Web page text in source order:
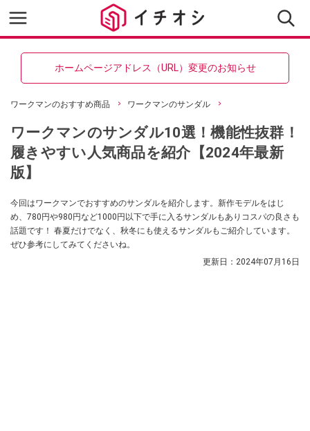
ホームページアドレス（URL）変更のお知らせ
ワークマンのおすすめ商品 ワークマンのサンダル
ワークマンのサンダル10選！機能性抜群！
履きやすい人気商品を紹介【2024年最新
版】
今回はワークマンでおすすめのサンダルを紹介します。新作モデルをはじ
め、780円や980円など1000円以下で手に入るサンダルもありコスパの良さも
話題です！ 春夏だけでなく、秋冬にも使えるサンダルもご紹介しています。
ぜひ参考にしてみてくださいね。
更新日： 2024年07月16日